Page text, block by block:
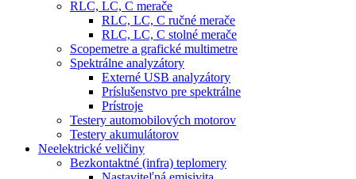
RLC, LC, C merače
RLC, LC, C ručné merače
RLC, LC, C stolné merače
Scopemetre a grafické multimetre
Spektrálne analyzátory
Externé USB analyzátory
Príslušenstvo pre spektrálne
Prístroje
Testery automobilových motorov
Testery akumulátorov
Neelektrické veličiny
Bezkontaktné (infra) teplomery